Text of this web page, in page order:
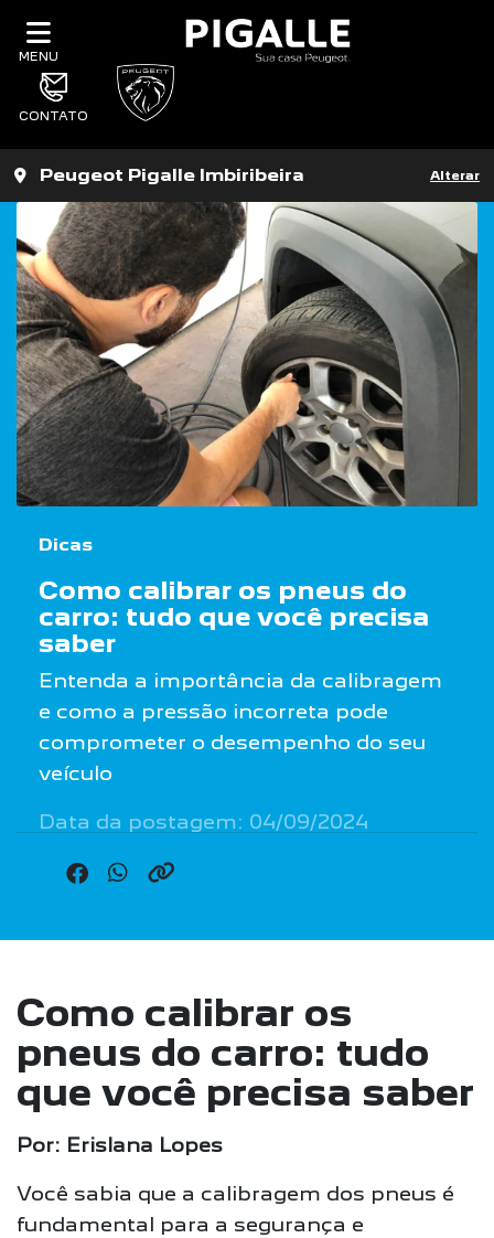
MENU
CONTATO
Peugeot Pigalle Imbiribeira Alterar
Dicas
Como calibrar os pneus do
carro: tudo que você precisa
saber
Entenda a importância da calibragem
e como a pressão incorreta pode
comprometer o desempenho do seu
veículo
Data da postagem: 04/09/2024
Como calibrar os
pneus do carro: tudo
que você precisa saber
Por: Erislana Lopes
Você sabia que a calibragem dos pneus é
fundamental para a segurança e